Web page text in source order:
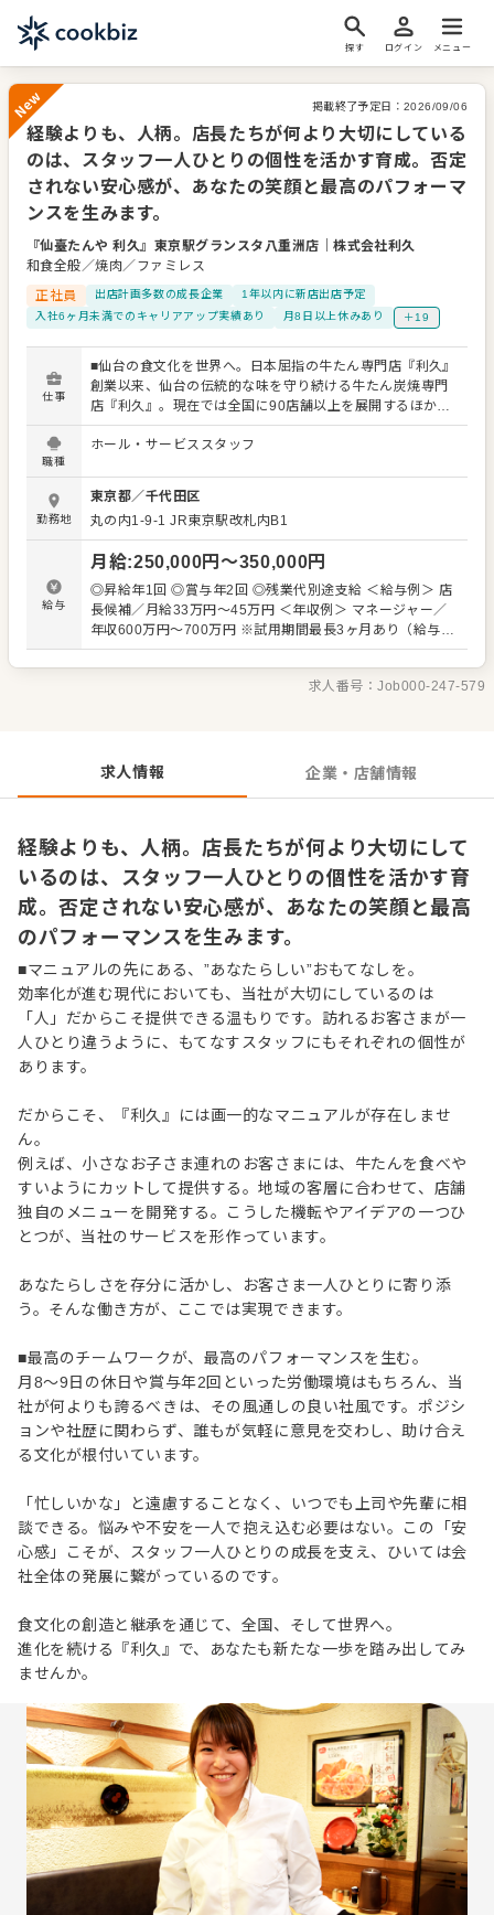
探す ログイン メニュー
New
掲載終了予定日： 2026/09/06
経験よりも、人柄。店長たちが何より大切にしている
のは、スタッフ一人ひとりの個性を活かす育成。否定
されない安心感が、あなたの笑顔と最高のパフォーマ
ンスを生みます。
『仙臺たんや 利久』東京駅グランスタ八重洲店 ｜株式会社利久
和食全般／焼肉／ファミレス
正社員
出店計画多数の成長企業
1年以内に新店出店予定
入社6ヶ月未満でのキャリアアップ実績あり
月8日以上休みあり ＋19
仕事
■仙台の食文化を世界へ。日本屈指の牛たん専門店『利久』
創業以来、仙台の伝統的な味を守り続ける牛たん炭焼専門
店『利久』。現在では全国に90店舗以上を展開するほか、
和菓子やベーカリーなど新業態にも挑戦し、”利久ブラン
ド”を確立しています。この更なる成長を共に支えてくださ
プロフェッショナルへ 入社後は、接客を中心とするホール
業務と、調理全般を担うキッチン業務をお任せします。名
物である牛たんの”焼き”の技術も、先輩がマンツーマンで丁
寧に指導。未経験からスタートした多くの先輩たちが、約1
～3ヶ月で独り立ちしていますので、ご安心ください。 ■あ
なたの個性が、お店のカラーになる 全国展開する企業であ
りながら、当社には厳格なマニュアルは存在しません。そ
れは、スタッフ一人ひとりの「もっとこうしたい」という
が、お客さまの満足に直結する。その手応えこそ、この仕
職種
ホール・サービススタッフ
勤務地
東京都／千代田区
丸の内1-9-1 JR東京駅改札内B1
給与
月給:250,000円〜350,000円
◎昇給年1回 ◎賞与年2回 ◎残業代別途支給 ＜給与例＞ 店
長候補／月給33万円～45万円 ＜年収例＞ マネージャー／
年収600万円～700万円 ※試用期間最長3ヶ月あり（給与変
動なし。期間中は提示月給を想定勤務時間で割返し、時給
換算にて支給します）
求人番号：Job000-247-579
求人情報 企業・店舗情報
経験よりも、人柄。店長たちが何より大切にして
いるのは、スタッフ一人ひとりの個性を活かす育
成。否定されない安心感が、あなたの笑顔と最高
のパフォーマンスを生みます。
■マニュアルの先にある、”あなたらしい”おもてなしを。
効率化が進む現代においても、当社が大切にしているのは
「人」だからこそ提供できる温もりです。訪れるお客さまが一
人ひとり違うように、もてなすスタッフにもそれぞれの個性が
あります。
だからこそ、『利久』には画一的なマニュアルが存在しませ
ん。
例えば、小さなお子さま連れのお客さまには、牛たんを食べや
すいようにカットして提供する。地域の客層に合わせて、店舗
独自のメニューを開発する。こうした機転やアイデアの一つひ
とつが、当社のサービスを形作っています。
あなたらしさを存分に活かし、お客さま一人ひとりに寄り添
う。そんな働き方が、ここでは実現できます。
■最高のチームワークが、最高のパフォーマンスを生む。
月8～9日の休日や賞与年2回といった労働環境はもちろん、当
社が何よりも誇るべきは、その風通しの良い社風です。ポジシ
ョンや社歴に関わらず、誰もが気軽に意見を交わし、助け合え
る文化が根付いています。
「忙しいかな」と遠慮することなく、いつでも上司や先輩に相
談できる。悩みや不安を一人で抱え込む必要はない。この「安
心感」こそが、スタッフ一人ひとりの成長を支え、ひいては会
社全体の発展に繋がっているのです。
食文化の創造と継承を通じて、全国、そして世界へ。
進化を続ける『利久』で、あなたも新たな一歩を踏み出してみ
ませんか。